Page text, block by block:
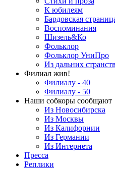
К юбилеям
Бардовская
Воспоминания
Шизель&Ко
Фольклор
Фольклор УниПро
Из дальних
Филиал жив!
Филиалу - 40
Филиалу - 50
Наши собкоры сообщают
Из Новосибирска
Из Москвы
Из Калифорнии
Из Германии
Из Интернета
Пресса
Реплики